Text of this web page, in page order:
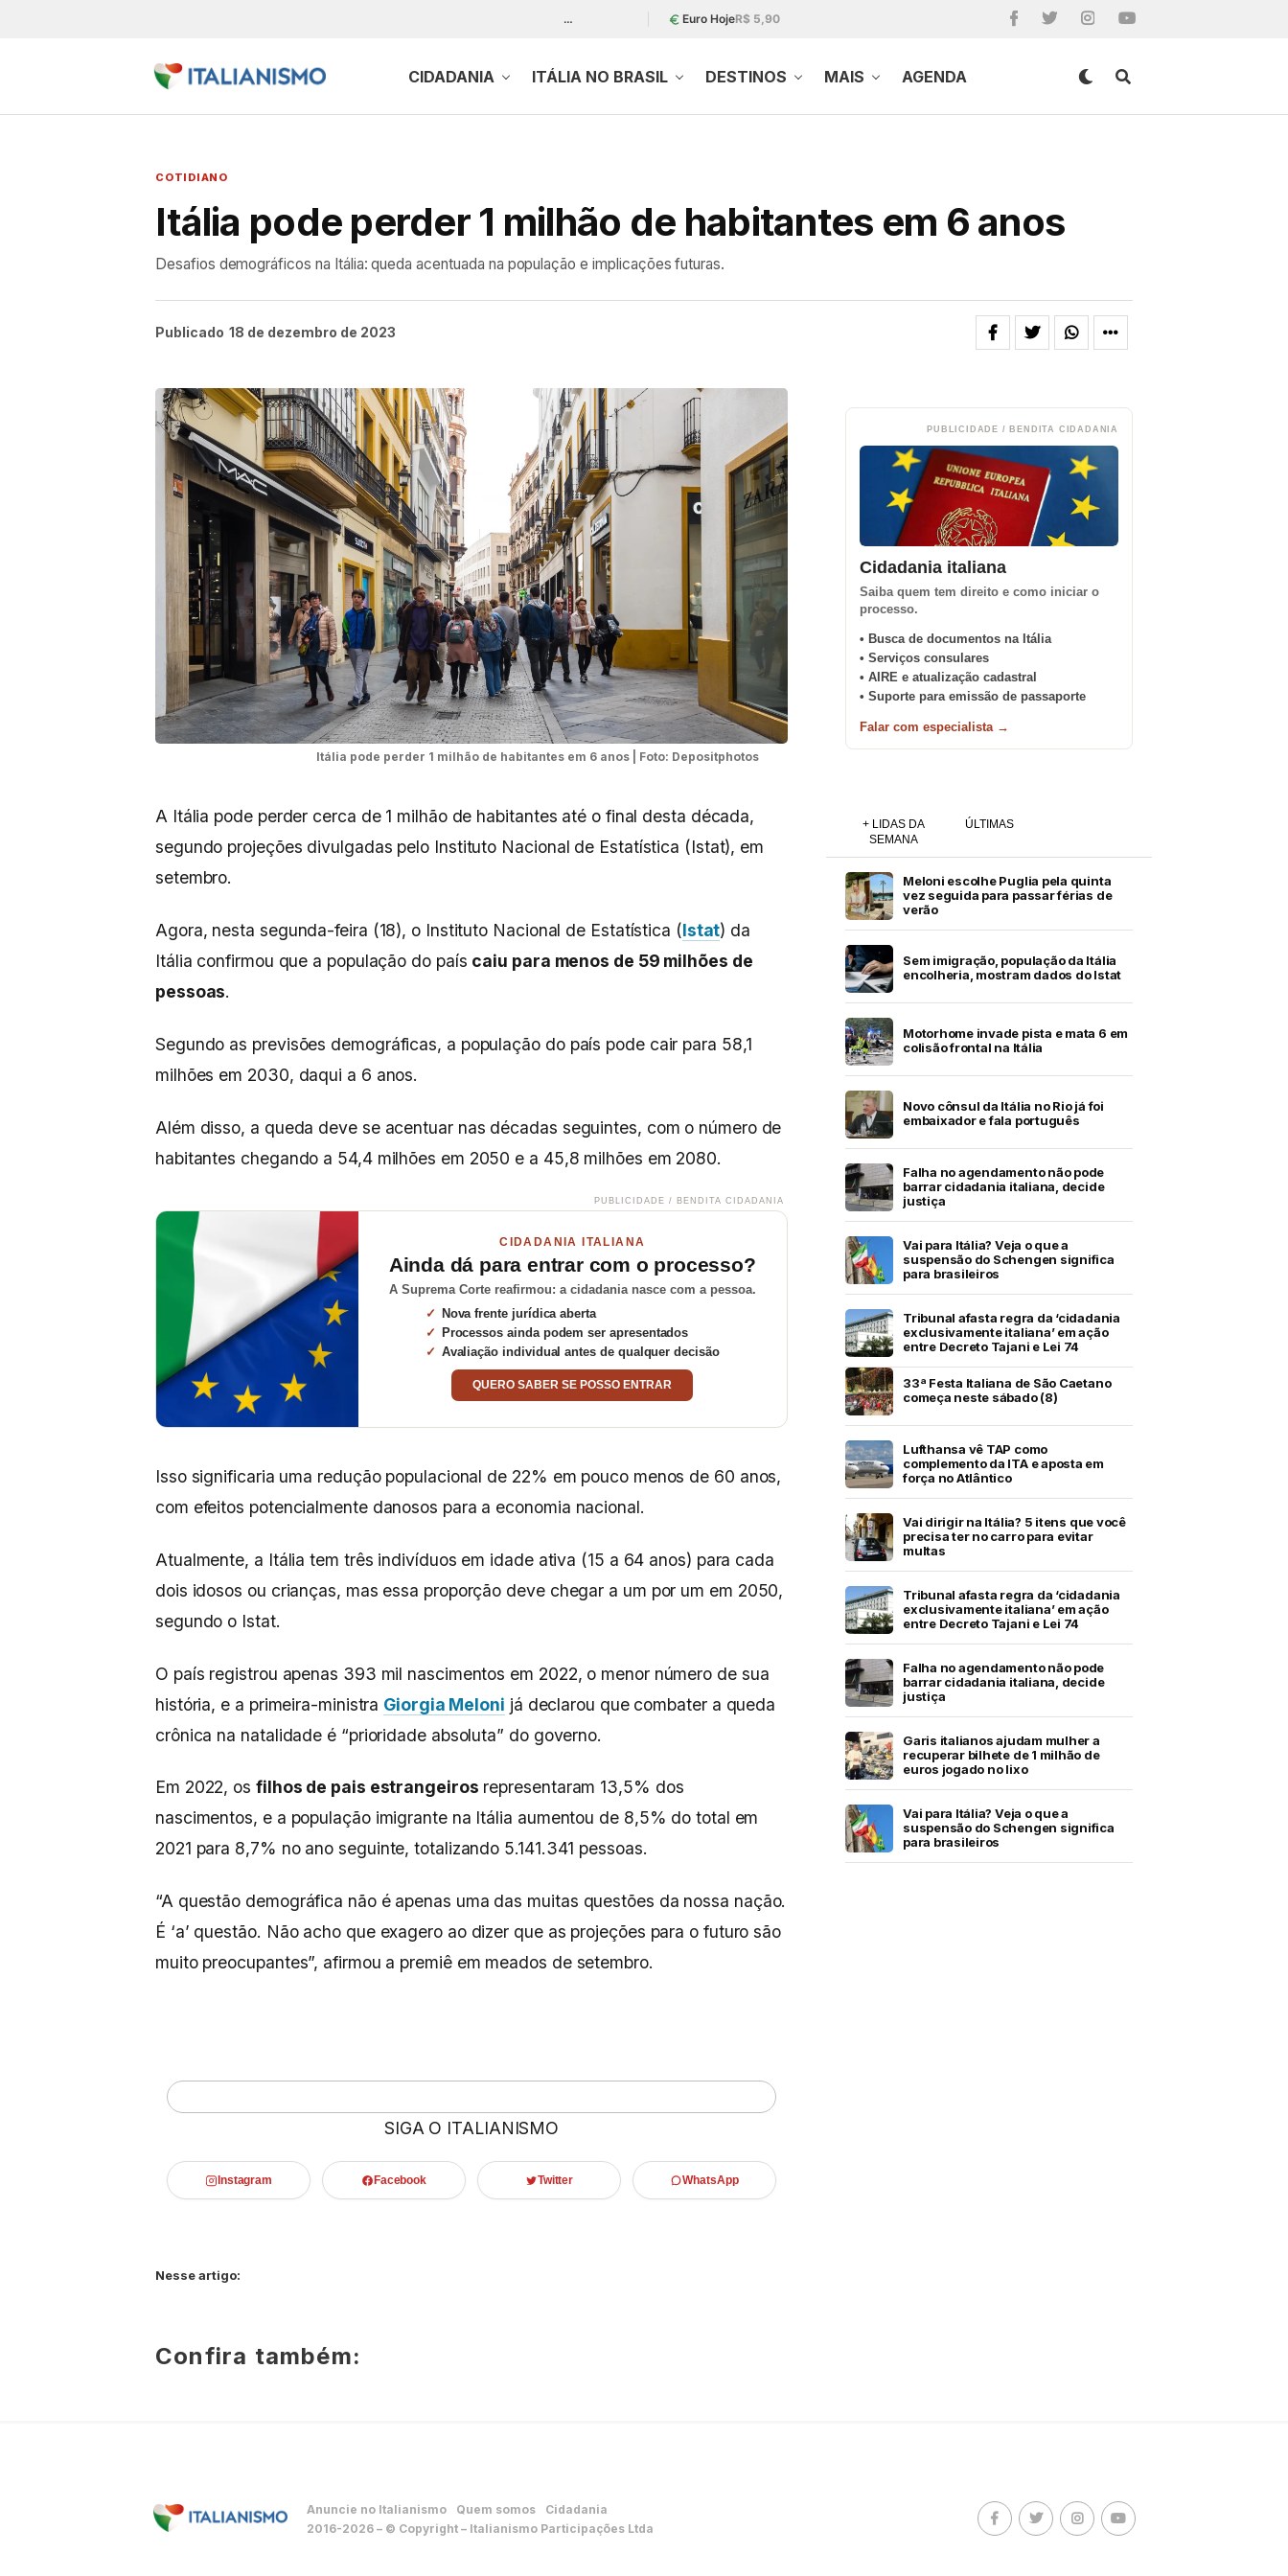
… Euro HojeR$ 5,90
CIDADANIA ITÁLIA NO BRASIL DESTINOS MAIS AGENDA
COTIDIANO
Itália pode perder 1 milhão de habitantes em 6 anos
Desafios demográficos na Itália: queda acentuada na população e implicações futuras.
Publicado 18 de dezembro de 2023
Itália pode perder 1 milhão de habitantes em 6 anos | Foto: Depositphotos
A Itália pode perder cerca de 1 milhão de habitantes até o final desta década,
segundo projeções divulgadas pelo Instituto Nacional de Estatística (Istat), em
setembro.
Agora, nesta segunda-feira (18), o Instituto Nacional de Estatística (Istat) da
Itália confirmou que a população do país caiu para menos de 59 milhões de
pessoas.
Segundo as previsões demográficas, a população do país pode cair para 58,1
milhões em 2030, daqui a 6 anos.
Além disso, a queda deve se acentuar nas décadas seguintes, com o número de
habitantes chegando a 54,4 milhões em 2050 e a 45,8 milhões em 2080.
PUBLICIDADE / BENDITA CIDADANIA
CIDADANIA ITALIANA
Ainda dá para entrar com o processo?
A Suprema Corte reafirmou: a cidadania nasce com a pessoa.
Nova frente jurídica aberta
Processos ainda podem ser apresentados
Avaliação individual antes de qualquer decisão
QUERO SABER SE POSSO ENTRAR
Isso significaria uma redução populacional de 22% em pouco menos de 60 anos,
com efeitos potencialmente danosos para a economia nacional.
Atualmente, a Itália tem três indivíduos em idade ativa (15 a 64 anos) para cada
dois idosos ou crianças, mas essa proporção deve chegar a um por um em 2050,
segundo o Istat.
O país registrou apenas 393 mil nascimentos em 2022, o menor número de sua
história, e a primeira-ministra Giorgia Meloni já declarou que combater a queda
crônica na natalidade é “prioridade absoluta” do governo.
Em 2022, os filhos de pais estrangeiros representaram 13,5% dos
nascimentos, e a população imigrante na Itália aumentou de 8,5% do total em
2021 para 8,7% no ano seguinte, totalizando 5.141.341 pessoas.
“A questão demográfica não é apenas uma das muitas questões da nossa nação.
É ‘a’ questão. Não acho que exagero ao dizer que as projeções para o futuro são
muito preocupantes”, afirmou a premiê em meados de setembro.
SIGA O ITALIANISMO
Instagram Facebook Twitter WhatsApp
Nesse artigo:
PUBLICIDADE / BENDITA CIDADANIA
Cidadania italiana
Saiba quem tem direito e como iniciar o
processo.
• Busca de documentos na Itália
• Serviços consulares
• AIRE e atualização cadastral
• Suporte para emissão de passaporte
Falar com especialista →
+ LIDAS DA
SEMANA
ÚLTIMAS
Meloni escolhe Puglia pela quinta
vez seguida para passar férias de
verão
Sem imigração, população da Itália
encolheria, mostram dados do Istat
Motorhome invade pista e mata 6 em
colisão frontal na Itália
Novo cônsul da Itália no Rio já foi
embaixador e fala português
Falha no agendamento não pode
barrar cidadania italiana, decide
justiça
Vai para Itália? Veja o que a
suspensão do Schengen significa
para brasileiros
Tribunal afasta regra da ‘cidadania
exclusivamente italiana’ em ação
entre Decreto Tajani e Lei 74
33ª Festa Italiana de São Caetano
começa neste sábado (8)
Lufthansa vê TAP como
complemento da ITA e aposta em
força no Atlântico
Vai dirigir na Itália? 5 itens que você
precisa ter no carro para evitar
multas
Tribunal afasta regra da ‘cidadania
exclusivamente italiana’ em ação
entre Decreto Tajani e Lei 74
Falha no agendamento não pode
barrar cidadania italiana, decide
justiça
Garis italianos ajudam mulher a
recuperar bilhete de 1 milhão de
euros jogado no lixo
Vai para Itália? Veja o que a
suspensão do Schengen significa
para brasileiros
Confira também:
Anuncie no Italianismo Quem somos
Cidadania
2016-2026 – © Copyright – Italianismo Participações Ltda